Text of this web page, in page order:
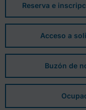
Reserva e
Acceso a
Buzón de